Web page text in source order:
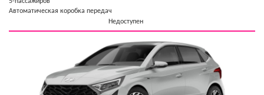
Автоматическая коробка передач
Недоступен